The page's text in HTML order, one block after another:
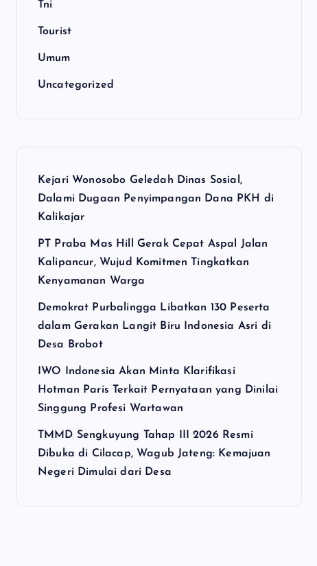
Tni
Tourist
Umum
Uncategorized
Kejari Wonosobo Geledah Dinas Sosial,
Dalami Dugaan Penyimpangan Dana PKH di
Kalikajar
PT Praba Mas Hill Gerak Cepat Aspal Jalan
Kalipancur, Wujud Komitmen Tingkatkan
Kenyamanan Warga
Demokrat Purbalingga Libatkan 130 Peserta
dalam Gerakan Langit Biru Indonesia Asri di
Desa Brobot
IWO Indonesia Akan Minta Klarifikasi
Hotman Paris Terkait Pernyataan yang Dinilai
Singgung Profesi Wartawan
TMMD Sengkuyung Tahap III 2026 Resmi
Dibuka di Cilacap, Wagub Jateng: Kemajuan
Negeri Dimulai dari Desa